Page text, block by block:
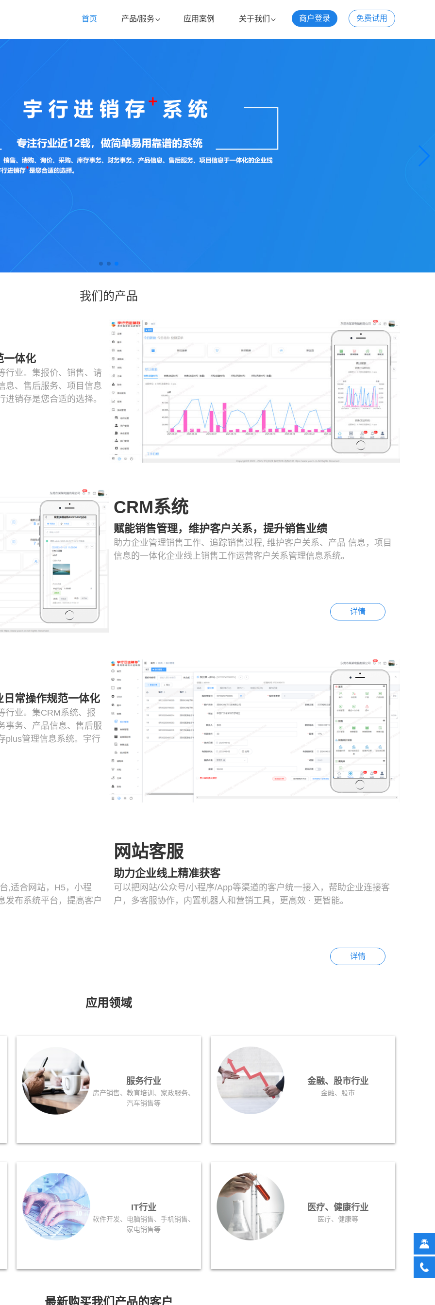
商户登录 免费试用
首页 产品/服务 应用案例 关于我们
我们的产品
一体化
行业。集报价、销售、请
息、售后服务、项目信息
销存是您合适的选择。
CRM系统
赋能销售管理，维护客户关系，提升销售业绩
助力企业管理销售工作、追踪销售过程, 维护客户关系、产品 信息，项目
信息的一体化企业线上销售工作运营客户关系管理信息系统。
详情
常操作规范一体化
行业。集CRM系统、报
事务、产品信息、售后服
plus管理信息系统。宇行
,适合网站，H5，小程
发布系统平台，提高客户
网站客服
助力企业线上精准获客
可以把网站/公众号/小程序/App等渠道的客户统一接入，帮助企业连接客
户，多客服协作，内置机器人和营销工具，更高效 · 更智能。
详情
应用领域
服务行业
房产销售、教育培训、家政服务、
汽车销售等
金融、股市行业
金融、股市
IT行业
软件开发、电脑销售、手机销售、
家电销售等
医疗、健康行业
医疗、健康等
最新购买我们产品的客户